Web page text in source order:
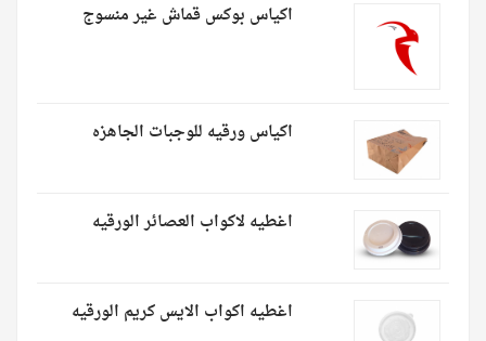
اكياس بوكس قماش غير منسوج
اكياس ورقيه للوجبات الجاهزه
اغطيه لاكواب العصائر الورقيه
اغطيه اكواب الايس كريم الورقيه